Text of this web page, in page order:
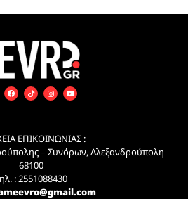
ΕΠΙΚΟΙΝΩΝΙΑΣ :
– Συνόρων, Αλεξανδρούπολη
68100
: 2551088430